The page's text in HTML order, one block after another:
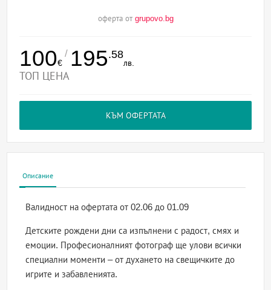
оферта от grupovo.bg
100€
/ 195.58
лв.
ТОП ЦЕНА
КЪМ ОФЕРТАТА
Описание
Валидност на офертатаот 02.06 до 01.09
Детските рождени дни са изпълнени с радост, смях и
емоции. Професионалният фотограф ще улови всички
специални моменти – от духането на свещичките до
игрите и забавленията.